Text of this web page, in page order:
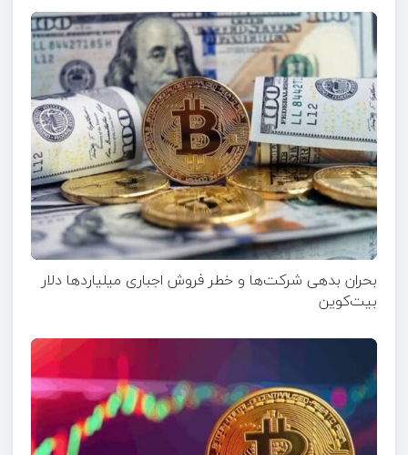
بحران بدهی شرکت‌ها و خطر فروش اجباری میلیاردها دلار
بیت‌کوین